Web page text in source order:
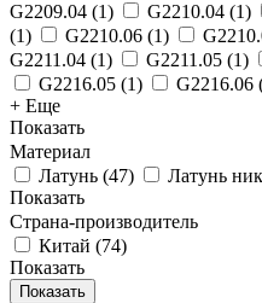
G2209.04 (1) G2210.04 (1)
(1) G2210.06 (1)
G2211.04 (1) G2211.05 (1)
G2216.05 (1) G2216.06
+ Еще
Показать
Материал
Латунь (47) Латунь
Показать
Страна-производитель
Китай (74)
Показать
Показать